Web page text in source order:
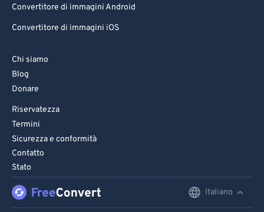
Convertitore di immagini Android
Convertitore di immagini iOS
Chi siamo
Blog
Donare
Riservatezza
Termini
Sicurezza e conformità
Contatto
Stato
Italiano